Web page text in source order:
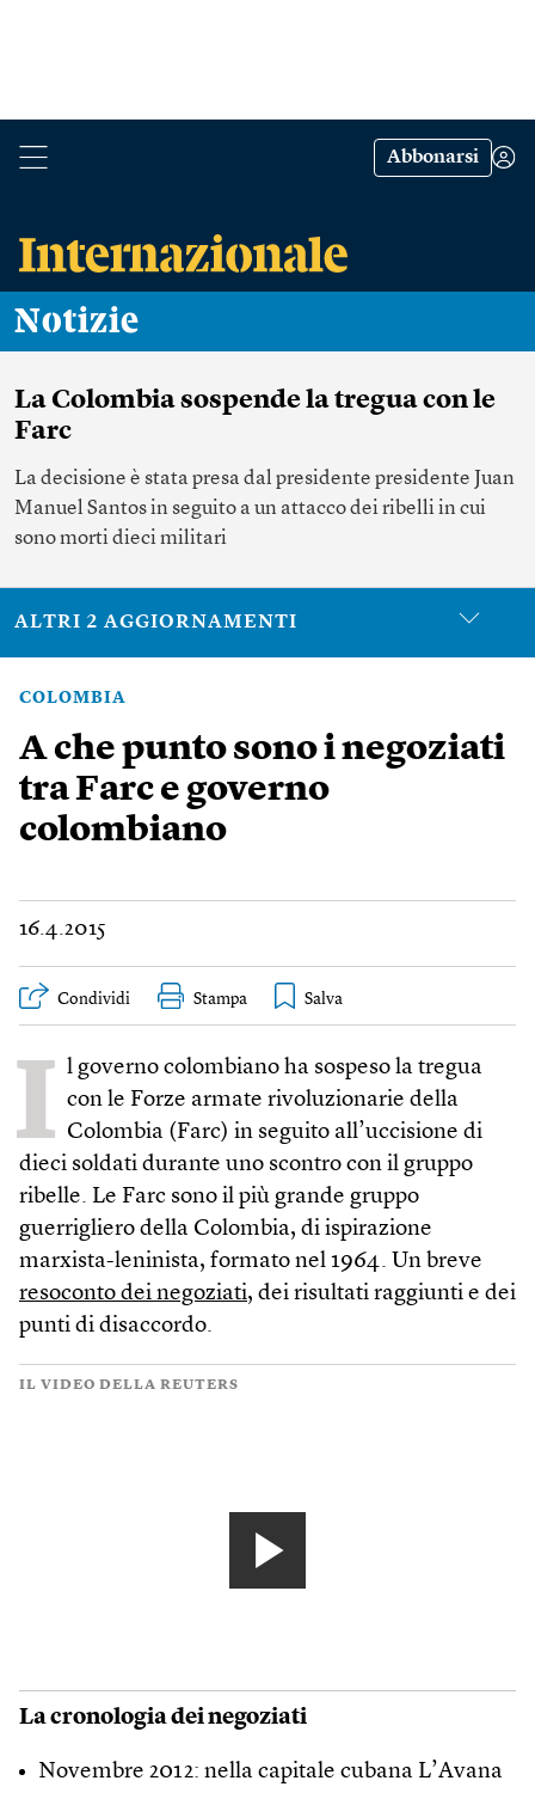
Abbonarsi
Notizie
La Colombia sospende la tregua con le
Farc
La decisione è stata presa dal presidente presidente Juan
Manuel Santos in seguito a un attacco dei ribelli in cui
sono morti dieci militari
ALTRI 2 AGGIORNAMENTI
COLOMBIA
A che punto sono i negoziati
tra Farc e governo
colombiano
16.4.2015
Condividi Stampa
I l governo colombiano ha sospeso la tregua
con le Forze armate rivoluzionarie della
Colombia (Farc) in seguito all’uccisione di
dieci soldati durante uno scontro con il gruppo
ribelle. Le Farc sono il più grande gruppo
guerrigliero della Colombia, di ispirazione
marxista-leninista, formato nel 1964. Un breve
resoconto dei negoziati, dei risultati raggiunti e dei
punti di disaccordo.
IL VIDEO DELLA REUTERS
La cronologia dei negoziati
Novembre 2012: nella capitale cubana L’Avana